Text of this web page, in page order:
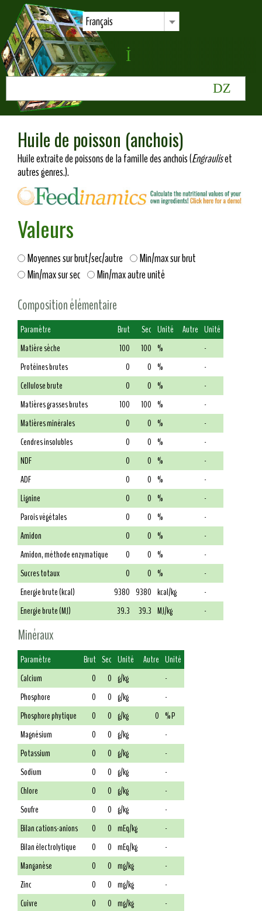
Français
Huile de poisson (anchois)
Huile extraite de poissons de la famille des anchois (Engrauliset
autres genres.).
Valeurs
Moyennes sur brut/sec/autre
Min/max sur brut
Min/max sur sec
Min/max autre unité
Composition élémentaire
Paramètre Brut Sec Unité Autre Unité
Matière sèche
100 100 %
-
Protéines brutes
0 0 %
-
Cellulose brute
0 0 %
-
Matières grasses brutes
100 100 %
-
Matières minérales
0 0 %
-
Cendres insolubles
0 0 %
-
NDF
0 0 %
-
ADF
0 0 %
-
Lignine
0 0 %
-
Parois végétales
0 0 %
-
Amidon
0 0 %
-
Amidon, méthode enzymatique
0 0 %
-
Sucres totaux
0 0 %
-
Energie brute (kcal)
9380 9380 kcal/kg
-
Energie brute (MJ)
39.3 39.3 MJ/kg -
Minéraux
Paramètre Brut Sec Unité Autre Unité
Calcium
0 0 g/kg
-
Phosphore
0 0 g/kg
-
Phosphore phytique
0 0 g/kg 0 % P
Magnésium
0 0 g/kg
-
Potassium
0 0 g/kg
-
Sodium
0 0 g/kg
-
Chlore
0 0 g/kg
-
Soufre
0 0 g/kg
-
Bilan cations-anions
0 0 mEq/kg
-
Bilan électrolytique
0 0 mEq/kg
-
Manganèse
0 0 mg/kg
-
Zinc
0 0 mg/kg
-
Cuivre
0 0 mg/kg
-